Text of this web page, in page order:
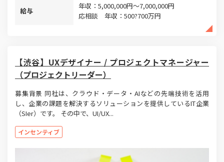
給与
年収：5,000,000円～7,000,000円
応相談 年収：500?700万円
【渋谷】UXデザイナー / プロジェクトマネージャー
（プロジェクトリーダー）
募集背景 同社は、クラウド・データ・AIなどの先端技術を活用
し、企業の課題を解決するソリューションを提供しているIT企業
（SIer）です。 その中で、UI/UX...
インセンティブ